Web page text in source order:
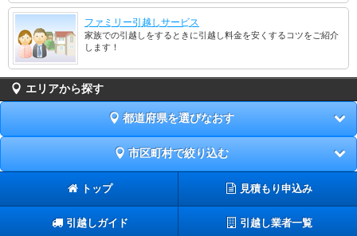
ファミリー引越しサービス
家族での引越しをするときに引越し料金を安くするコツをご紹介
します！
エリアから探す
都道府県を選びなおす
市区町村で絞り込む
トップ 見積もり申込み
引越しガイド 引越し業者一覧